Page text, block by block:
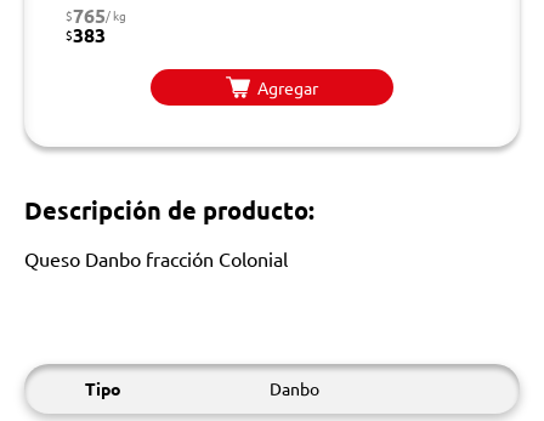
$765/ kg
$383
Agregar
Descripción de producto:
Queso Danbo fracción Colonial
Tipo Danbo